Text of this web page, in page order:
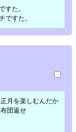
すた。
ですた。
月を楽しむんだか
布団返せ